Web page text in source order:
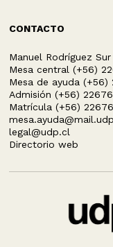
CONTACTO
Manuel Rodríguez
Mesa central (+56)
Mesa de ayuda
Admisión (+56)
Matrícula (+56)
legal@udp.cl
Directorio web